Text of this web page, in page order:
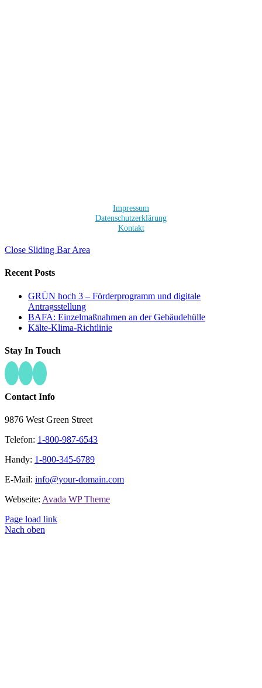
Impressum
Datenschutzerklärung
Kontakt
Close Sliding Bar Area
Recent Posts
GRÜN hoch 3 – Förderprogramm und digitale
Antragsstellung
BAFA: Einzelmaßnahmen an der Gebäudehülle
Kälte-Klima-Richtlinie
Stay In Touch
Contact Info
9876 West Green Street
Telefon: 1-800-987-6543
Handy: 1-800-345-6789
E-Mail: info@your-domain.com
Webseite: Avada WP Theme
Page load link
Nach oben